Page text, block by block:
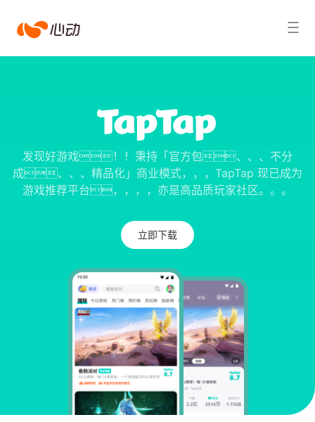
jackpot
搜索结果
发现好游戏！！秉持「官方包、、、不分
成、、、精品化」商业模式，，，TapTap 现已成为
游戏推荐平台，，，，亦是高品质玩家社区。。。
立即下载